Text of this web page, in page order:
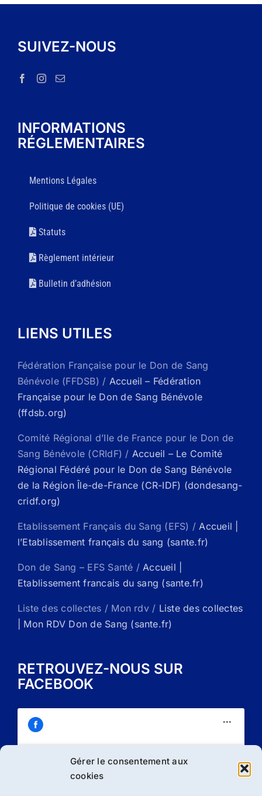
Gérer le consentement aux
cookies
SUIVEZ-NOUS
INFORMATIONS
RÉGLEMENTAIRES
Mentions Légales
Politique de cookies (UE)
Statuts
Règlement intérieur
Bulletin d’adhésion
LIENS UTILES
Fédération Française pour le Don de Sang
Bénévole (FFDSB) / Accueil – Fédération
Française pour le Don de Sang Bénévole
(ffdsb.org)
Comité Régional d’Ile de France pour le Don de
Sang Bénévole (CRIdF) / Accueil – Le Comité
Régional Fédéré pour le Don de Sang Bénévole
de la Région Île-de-France (CR-IDF) (dondesang-
cridf.org)
Etablissement Français du Sang (EFS) /Accueil |
l’Etablissement français du sang (sante.fr)
Don de Sang – EFS Santé /Accueil |
Etablissement francais du sang (sante.fr)
Liste des collectes / Mon rdv / Liste des collectes
| Mon RDV Don de Sang (sante.fr)
RETROUVEZ-NOUS SUR
FACEBOOK
Cliquez sur « J’accepte » pour activer